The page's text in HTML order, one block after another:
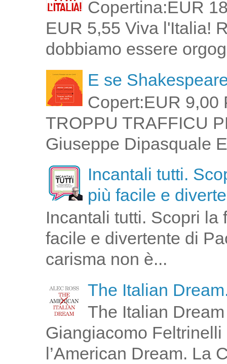
Copertina:EUR
EUR 5,55 Viva l'Italia!
dobbiamo essere
E se
Copert:EUR 9,00
TROPPU TRAFFICU
Giuseppe Dipasquale
Incantali tutti.
più facile e
Incantali tutti. Scopri
facile e divertente di
carisma non è...
The Italian
The Italian
Giangiacomo
l’American Dream. La